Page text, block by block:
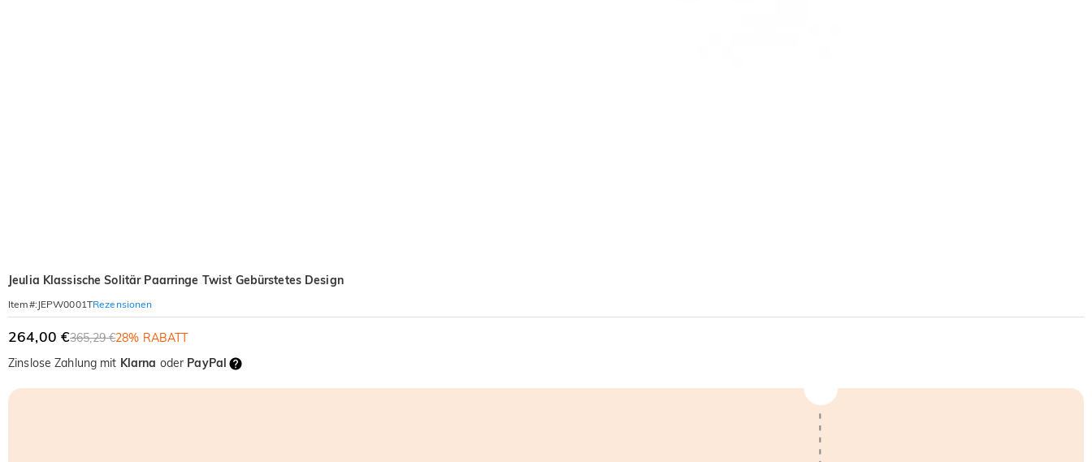
Jeulia Klassische Solitär Paarringe Twist Gebürstetes Design
Item#: JEPW0001TRezensionen
264,00 €365,29 €28% RABATT
Zinslose Zahlung mit Klarna oder PayPal